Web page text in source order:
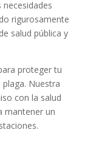
rigurosamente
salud pública y
proteger tu
Nuestra
con la salud
mantener un